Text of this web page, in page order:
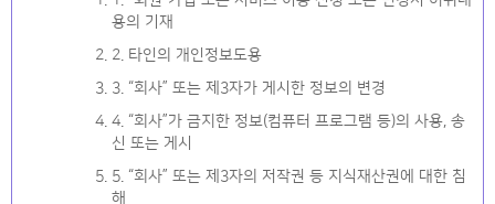
용의 기재
2. 타인의 개인정보도용
3. “회사” 또는 제3자가 게시한 정보의 변경
4. “회사”가 금지한 정보(컴퓨터 프로그램 등)의 사용, 송
신 또는 게시
5. “회사” 또는 제3자의 저작권 등 지식재산권에 대한 침
해